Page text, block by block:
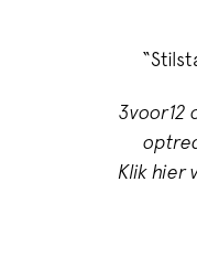
3voor12
Klik hier